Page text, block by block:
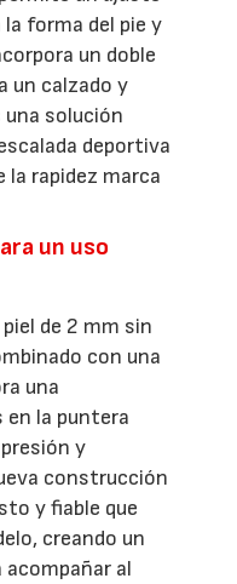
forma del pie y
un doble
un calzado y
una solución
deportiva
la rapidez marca
un uso
de 2 mm sin
con una
una
la puntera
y
construcción
y fiable que
creando un
acompañar al